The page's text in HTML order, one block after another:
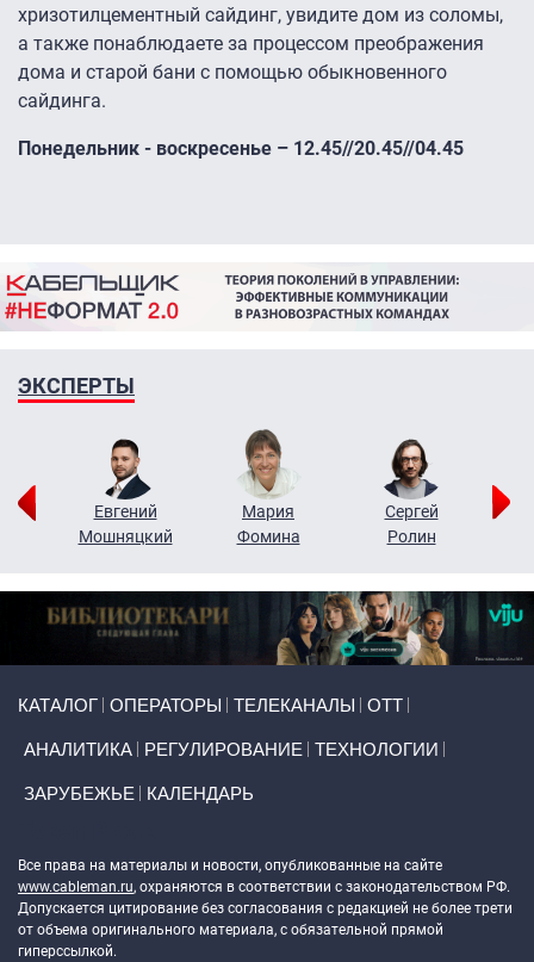
хризотилцементный сайдинг, увидите дом из соломы,
а также понаблюдаете за процессом преображения
дома и старой бани с помощью обыкновенного
сайдинга.
Понедельник - воскресенье – 12.45//20.45//04.45
ЭКСПЕРТЫ
Евгений
Мошняцкий
Мария
Фомина
Сергей
Ролин
КАТАЛОГ ОПЕРАТОРЫ ТЕЛЕКАНАЛЫ ОТТ
АНАЛИТИКА РЕГУЛИРОВАНИЕ ТЕХНОЛОГИИ
ЗАРУБЕЖЬЕ КАЛЕНДАРЬ
Все права на материалы и новости, опубликованные на сайте
www.cableman.ru, охраняются в соответствии с законодательством РФ.
Допускается цитирование без согласования с редакцией не более трети
от объема оригинального материала, с обязательной прямой
гиперссылкой.